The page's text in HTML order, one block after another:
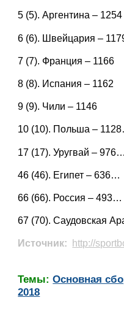
5 (5). Аргентина – 1254
6 (6). Швейцария –
7 (7). Франция – 1166
8 (8). Испания – 1162
9 (9). Чили – 1146
10 (10). Польша –
17 (17). Уругвай – 976…
46 (46). Египет – 636…
66 (66). Россия – 493…
67 (70). Саудовская
Источник: http://
Темы:Основная
2018